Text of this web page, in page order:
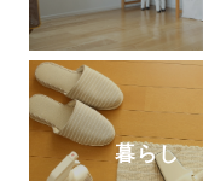
暮らし